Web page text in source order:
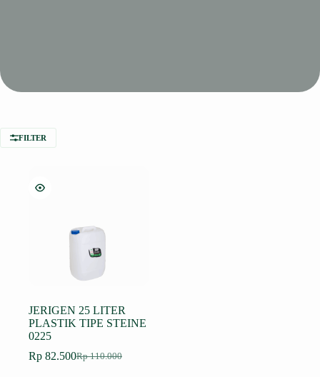
FILTER
JERIGEN 25 LITER
PLASTIK TIPE STEINE
0225
Rp110.000
Harga
Rp 82.500Harga